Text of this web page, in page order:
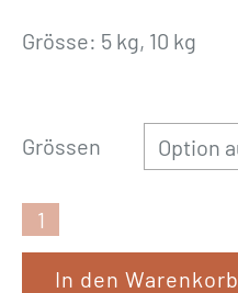
Grösse: 5 kg, 10 kg
Grössen
a
In den Warenkorb